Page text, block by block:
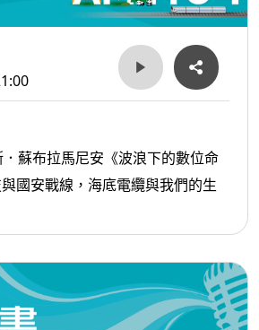
．蘇布拉馬尼安《波浪下的數位命
國安戰線，海底電纜與我們的生